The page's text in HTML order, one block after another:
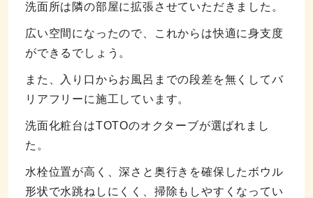
洗面所は隣の部屋に拡張させていただきました。
広い空間になったので、これからは快適に身支度
ができるでしょう。
また、入り口からお風呂までの段差を無くしてバ
リアフリーに施工しています。
洗面化粧台はTOTOのオクターブが選ばれまし
た。
水栓位置が高く、深さと奥行きを確保したボウル
形状で水跳ねしにくく、掃除もしやすくなってい